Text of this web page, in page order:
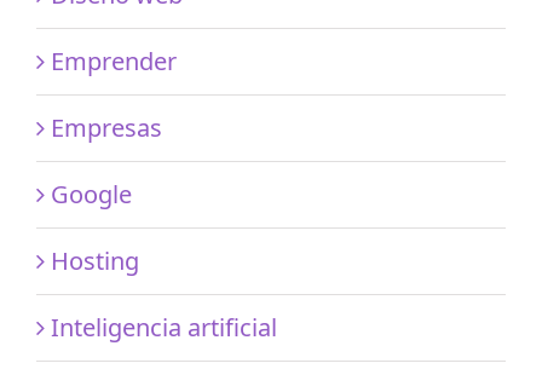
Emprender
Empresas
Google
Hosting
Inteligencia artificial